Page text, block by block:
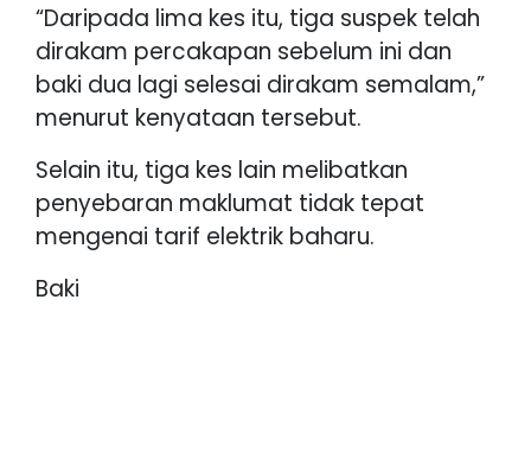
“Daripada lima kes itu, tiga suspek telah
dirakam percakapan sebelum ini dan
baki dua lagi selesai dirakam semalam,”
menurut kenyataan tersebut.
Selain itu, tiga kes lain melibatkan
penyebaran maklumat tidak tepat
mengenai tarif elektrik baharu.
Baki